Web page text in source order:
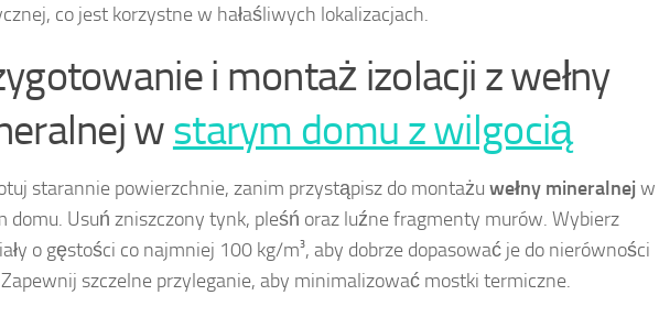
co jest korzystne w hałaśliwych lokalizacjach.
i montaż izolacji z wełny
wstarym domu z wilgocią
starannie powierzchnie, zanim przystąpisz do montażu wełny mineralnej w
domu. Usuń zniszczony tynk, pleśń oraz luźne fragmenty murów. Wybierz
o gęstości co najmniej 100 kg/m³, aby dobrze dopasować je do nierówności
szczelne przyleganie, aby minimalizować mostki termiczne.